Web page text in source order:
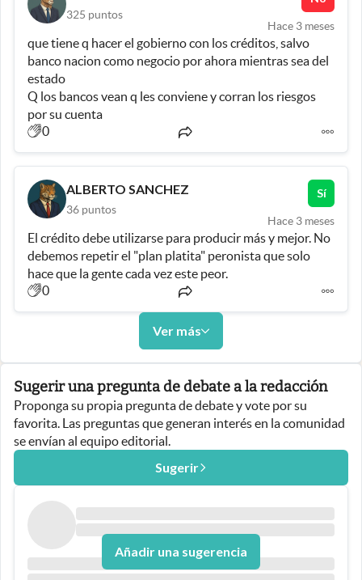
325 puntos
Hace 3 meses
que tiene q hacer el gobierno con los créditos, salvo
banco nacion como negocio por ahora mientras sea del
estado
Q los bancos vean q les conviene y corran los riesgos
por su cuenta
0
ALBERTO SANCHEZ
36 puntos
Sí
Hace 3 meses
El crédito debe utilizarse para producir más y mejor. No
debemos repetir el "plan platita" peronista que solo
hace que la gente cada vez este peor.
0
Ver más
Sugerir una pregunta de debate a la redacción
Proponga su propia pregunta de debate y vote por su
favorita. Las preguntas que generan interés en la comunidad
se envían al equipo editorial.
Sugerir
Añadir una sugerencia